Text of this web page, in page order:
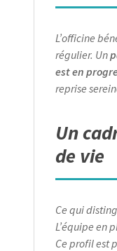
L’officine
régulier. Un
est en
reprise
Un
de vie
Ce qui
L’équipe en
Ce profil est